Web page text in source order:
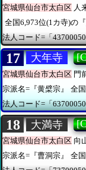
宮城県仙台市太白区 人
全国6,973位(1カ寺)の『
法人コード=「
17 大年寺
宮城県仙台市太白区 門
宗派名=『黄檗宗』
全
法人コード=「
18 大満寺
宮城県仙台市太白区 向
宗派名=『曹洞宗』
全